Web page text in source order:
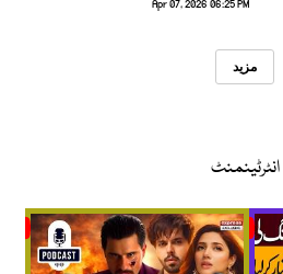
Apr 07, 2026 06:25 PM
مزید
انٹرٹینمنٹ